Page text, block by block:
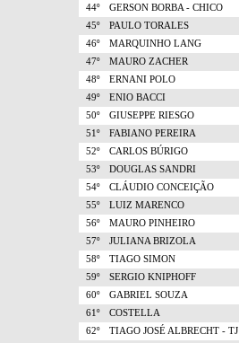
44º
GERSON BORBA - CHICO
45º
PAULO TORALES
46º
MARQUINHO LANG
47º
MAURO ZACHER
48º
ERNANI POLO
49º
ENIO BACCI
50º
GIUSEPPE RIESGO
51º
FABIANO PEREIRA
52º
CARLOS BÚRIGO
53º
DOUGLAS SANDRI
54º
CLÁUDIO CONCEIÇÃO
55º
LUIZ MARENCO
56º
MAURO PINHEIRO
57º
JULIANA BRIZOLA
58º
TIAGO SIMON
59º
SERGIO KNIPHOFF
60º
GABRIEL SOUZA
61º
COSTELLA
62º
TIAGO JOSÉ ALBRECHT - TJ